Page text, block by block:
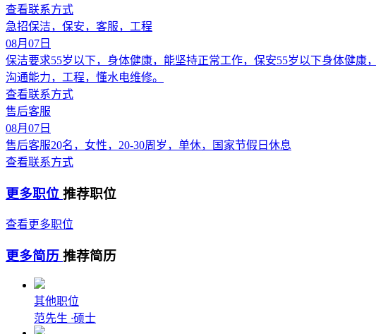
查看联系方式
急招保洁，保安，客服，工程
08月07日
保洁要求55岁以下，身体健康，能坚持正常工作，保安55岁以下身体健
沟通能力，工程，懂水电维修。
查看联系方式
售后客服
08月07日
售后客服20名，女性，20-30周岁，单休，国家节假日休息
查看联系方式
更多职位 推荐职位
查看更多职位
更多简历 推荐简历
其他职位
范先生 ·硕士